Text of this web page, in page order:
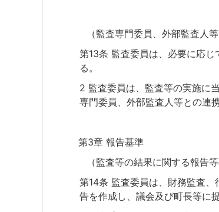
（監査専門委員、外部監査人等
第13条 監査委員は、必要に応
る。
2 監査委員は、監査等の実施に
専門委員、外部監査人等との連
第3章 報告基準
（監査等の結果に関する報告
第14条 監査委員は、財務監査
告を作成し、議会及び町長等に